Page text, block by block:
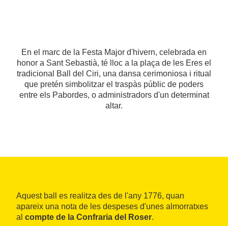
En el marc de la Festa Major d'hivern, celebrada en
honor a Sant Sebastià, té lloc a la plaça de les Eres el
tradicional Ball del Ciri, una dansa cerimoniosa i ritual
que pretén simbolitzar el traspàs públic de poders
entre els Pabordes, o administradors d'un determinat
altar.
Aquest ball es realitza des de l'any 1776, quan
apareix una nota de les despeses d'unes almorratxes
al compte de la Confraria del Roser.